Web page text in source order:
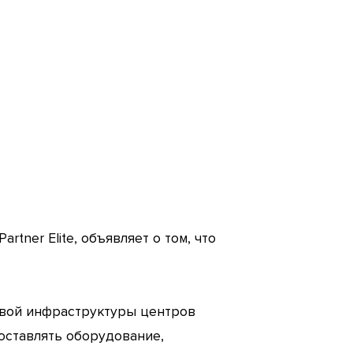
Elite, объявляет о том, что
инфраструктуры центров
оборудование,